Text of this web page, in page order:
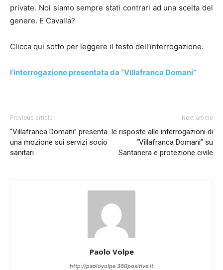
private. Noi siamo sempre stati contrari ad una scelta del
genere. E Cavalla?
Clicca qui sotto per leggere il testo dell’interrogazione.
l’interrogazione presentata da “Villafranca Domani”
Previous article
“Villafranca Domani” presenta
una mozione sui servizi socio
sanitari
Next article
le risposte alle interrogazioni di
“Villafranca Domani” su
Santanera e protezione civile
Paolo Volpe
http://paolovolpe.360positive.it